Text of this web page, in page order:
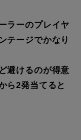
ラーのプレイヤ
テージでかなり
避けるのが得意
ら2発当てると